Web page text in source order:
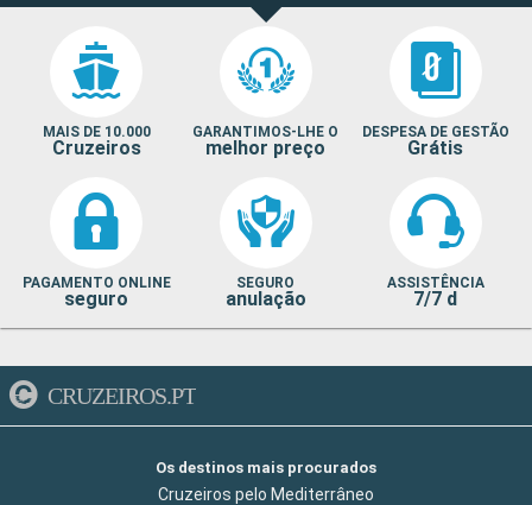
MAIS DE 10.000
Cruzeiros
GARANTIMOS-LHE O
melhor preço
DESPESA DE GESTÃO
Grátis
PAGAMENTO ONLINE
seguro
SEGURO
anulação
ASSISTÊNCIA
7/7 d
CRUZEIROS.PT
Os destinos mais procurados
Cruzeiros pelo Mediterrâneo